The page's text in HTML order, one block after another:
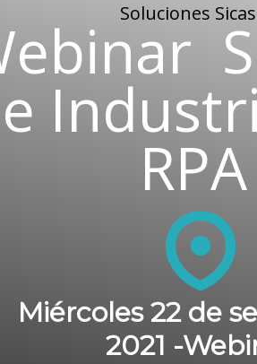
Soluciones
RPA
Miércoles22 de
2021 -